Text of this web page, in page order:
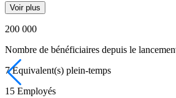
Voir plus
200 000
Nombre de bénéficiaires depuis le
7Équivalent(s) plein-temps
15 Employés